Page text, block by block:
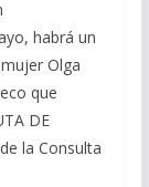
habrá un
Olga
que
DE
la Consulta